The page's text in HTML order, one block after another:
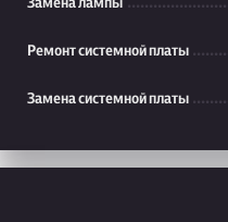
Замена лампы
Ремонт системной платы
Замена системной платы